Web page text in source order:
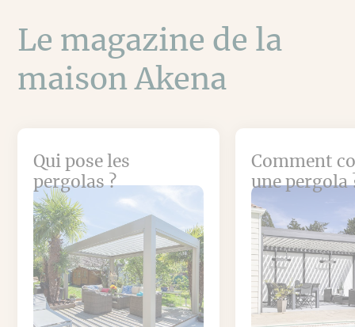
Le magazine de la
maison Akena
Qui pose les
pergolas ?
Comment
une pergola